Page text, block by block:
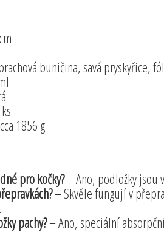
buničina, savá pryskyřice,
1856 g
pro kočky?– Ano, podložky jsou
– Skvěle fungují v
pachy?– Ano, speciální